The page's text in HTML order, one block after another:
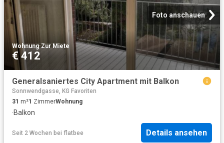
Foto anschauen
Wohnung·Zur Miete
€ 412
Generalsaniertes City Apartment mit Balkon
Sonnwendgasse, KG Favoriten
31 m²1 ZimmerWohnung
·Balkon
Seit 2 Wochen bei flatbee Details ansehen